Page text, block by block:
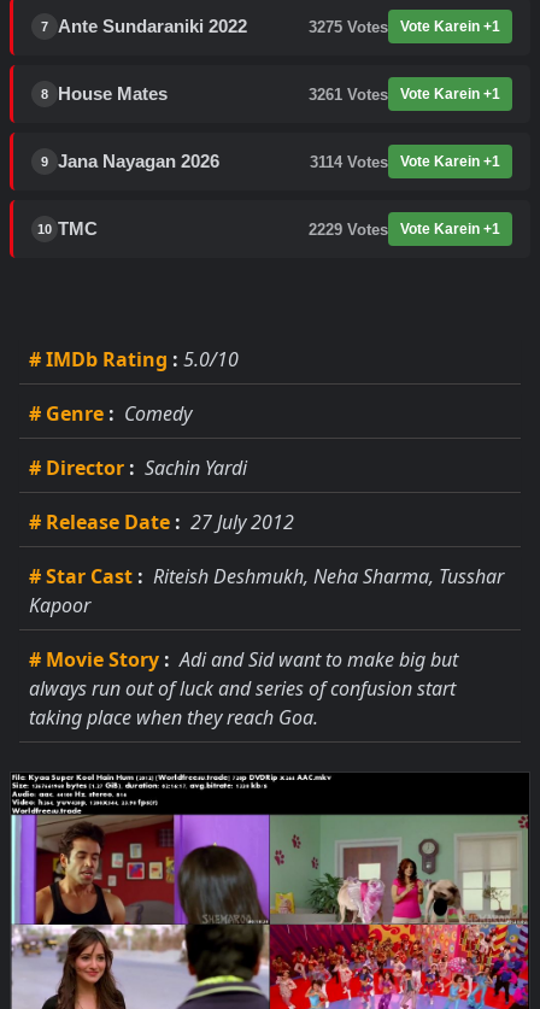
7 Ante Sundaraniki 2022 3275 Votes Vote Karein +1
8 House Mates 3261 Votes Vote Karein +1
9 Jana Nayagan 2026 3114 Votes Vote Karein +1
10 TMC 2229 Votes Vote Karein +1
# IMDb Rating : 5.0/10
# Genre : Comedy
# Director : Sachin Yardi
# Release Date : 27 July 2012
# Star Cast : Riteish Deshmukh, Neha Sharma, Tusshar
Kapoor
# Movie Story : Adi and Sid want to make big but
always run out of luck and series of confusion start
taking place when they reach Goa.